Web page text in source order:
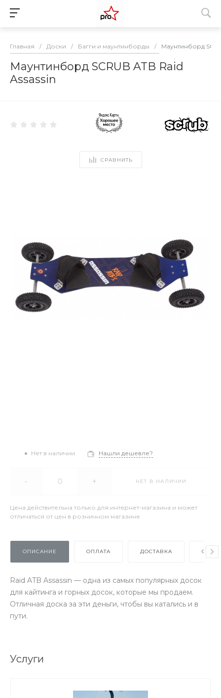
Главная / Доски / Багги и маунтинборды / Маунтинборд
Маунтинборд SCRUB ATB Raid
Assassin
СРАВНИТЬ
Нет в наличии Нашли дешевле?
- + НЕТ В НАЛИЧИИ
Цена действительна только для интернет-магазина и может
отличаться от цен в розничном магазине
ОПИСАНИЕ ОПЛАТА ДОСТАВКА
Raid ATB Assassin — одна из самых популярных досок
для кайтинга и горных досок, которые мы продаем.
Отличная доска за эти деньги, чтобы вы катались и в
пути.
Услуги